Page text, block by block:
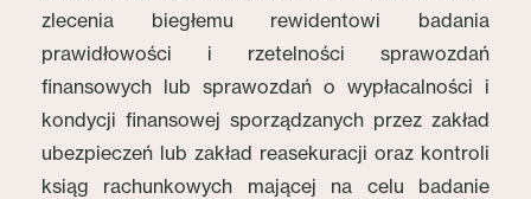
zlecenia biegłemu rewidentowi badania
prawidłowości i rzetelności sprawozdań
finansowych lub sprawozdań o wypłacalności i
kondycji finansowej sporządzanych przez zakład
ubezpieczeń lub zakład reasekuracji oraz kontroli
ksiąg rachunkowych mającej na celu badanie